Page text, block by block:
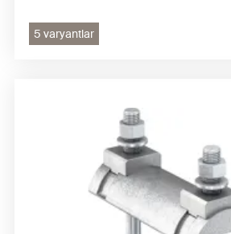
5 varyantlar